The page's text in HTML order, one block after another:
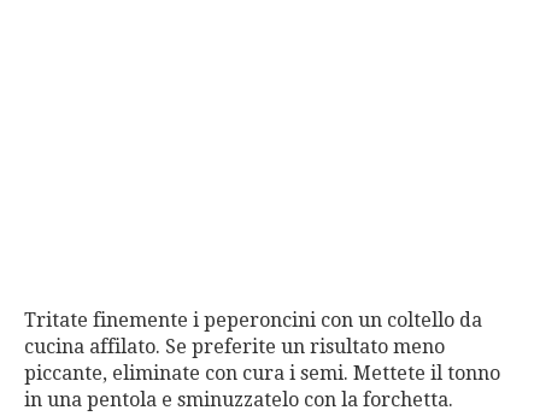
Tritate finemente i peperoncini con un coltello da
cucina affilato. Se preferite un risultato meno
piccante, eliminate con cura i semi. Mettete il tonno
in una pentola e sminuzzatelo con la forchetta.